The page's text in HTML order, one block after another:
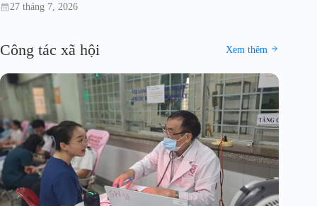
27 tháng 7, 2026
Công tác xã hội Xem thêm